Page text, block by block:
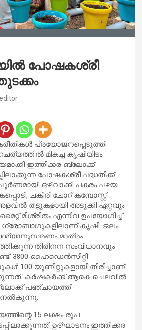
പോഷകശ്രീ
editor
പ്രയോജനപ്പെടുത്തി
മികച്ച കൃഷിയിടം
ഇത്തിക്കര ബ്ലോക്ക്
പോഷകശ്രീ പദ്ധതിക്ക്
ഒഴിവാക്കി പകരം പഴയ
ചകിരി ചോറ് കമ്പോസ്റ്റ്
തട്ടുകളായി അടുക്കി ഏറ്റവും
മിശ്രിതം എന്നിവ ഉപയോഗിച്ച്
ഗ്രോബാഗുകളിലാണ് കൃഷി. ജലം
മാത്രം
തിരിനന സംവിധാനവും
3800 ഹൈഡെന്‍സിറ്റി
100 യൂണിറ്റുകളായി തിരിച്ചാണ്
കര്‍ഷകര്‍ക്ക് ആകെ ചെലവില്‍
പഞ്ചായത്ത്
നല്‍കുന്നു.
15 ലക്ഷം രൂപ
ഉദ്ഘാടനം ഇത്തിക്കര